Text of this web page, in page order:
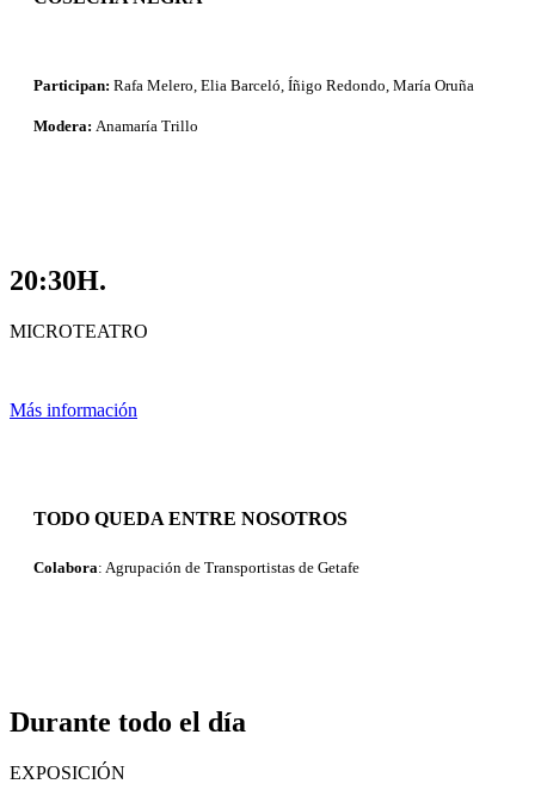
Participan: Rafa Melero, Elia Barceló, Íñigo Redondo, María Oruña
Modera: Anamaría Trillo
20:30H.
MICROTEATRO
Más información
TODO QUEDA ENTRE NOSOTROS
Colabora: Agrupación de Transportistas de Getafe
Durante todo el día
EXPOSICIÓN